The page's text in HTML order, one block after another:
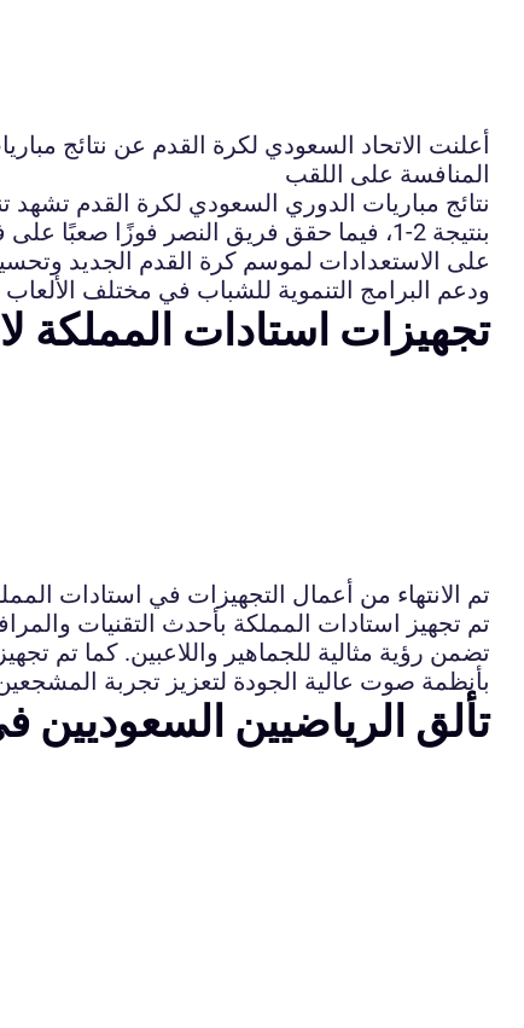
أعلنت الاتحاد السعودي لكرة القدم عن نتائج
المنافسة على اللقب
نتائج مباريات الدوري السعودي لكرة القدم تشهد
على الاستعدادات لموسم كرة القدم الجديد
ودعم البرامج التنموية للشباب في مختلف الألعاب
تجهيزات استادات المملكة
تم الانتهاء من أعمال التجهيزات في استادات
تم تجهيز استادات المملكة بأحدث التقنيات
تضمن رؤية مثالية للجماهير واللاعبين. كما تم
بأنظمة صوت عالية الجودة لتعزيز تجربة
تألق الرياضيين السعوديين